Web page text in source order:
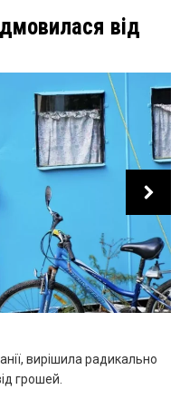
від
вирішила радикально
грошей.